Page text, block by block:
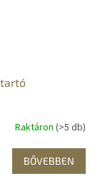
Raktáron (>5 db)
BŐVEBBEN